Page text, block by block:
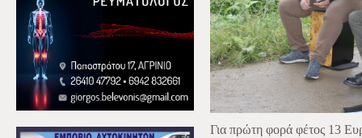
Για πρώτη φορά φέτος 13